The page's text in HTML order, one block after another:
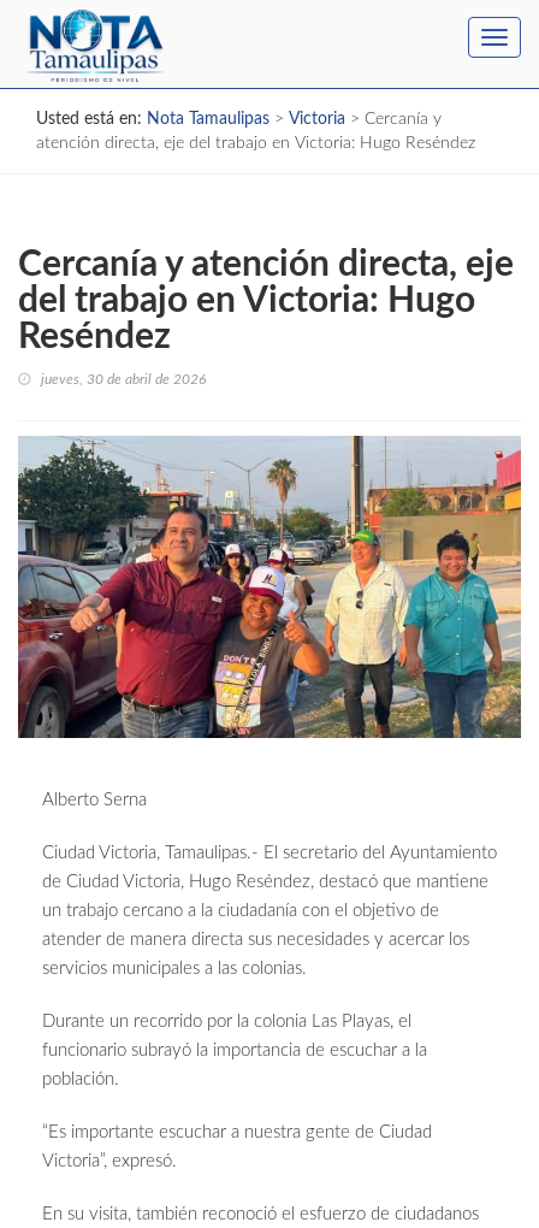
Usted está en: Nota Tamaulipas > Victoria > Cercanía y
atención directa, eje del trabajo en Victoria: Hugo Reséndez
Cercanía y atención directa, eje
del trabajo en Victoria: Hugo
Reséndez
jueves, 30 de abril de 2026
Alberto Serna
Ciudad Victoria, Tamaulipas.- El secretario del Ayuntamiento
de Ciudad Victoria, Hugo Reséndez, destacó que mantiene
un trabajo cercano a la ciudadanía con el objetivo de
atender de manera directa sus necesidades y acercar los
servicios municipales a las colonias.
Durante un recorrido por la colonia Las Playas, el
funcionario subrayó la importancia de escuchar a la
población.
“Es importante escuchar a nuestra gente de Ciudad
Victoria”, expresó.
En su visita, también reconoció el esfuerzo de ciudadanos